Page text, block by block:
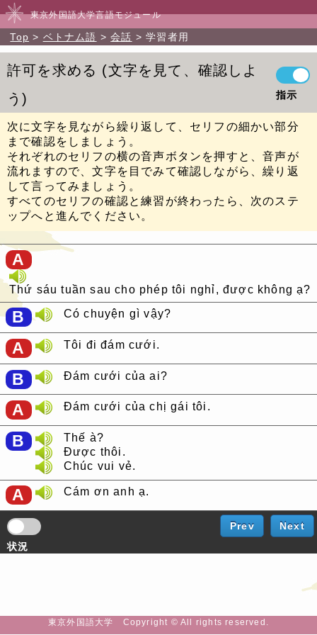
東京外国語大学言語モジュール
Top ベトナム語 会話 学習者用
許可を求める
文字を見て、確認しよ
う
指示
次に文字を見ながら繰り返して、セリフの細かい部分
まで確認をしましょう。
それぞれのセリフの横の音声ボタンを押すと、音声が
流れますので、文字を目でみて確認しながら、繰り返
して言ってみましょう。
すべてのセリフの確認と練習が終わったら、次のステ
ップへと進んでください。
A
Thứ sáu tuần sau cho phép tôi nghỉ, được không ạ?
B Có chuyện gì vậy?
A Tôi đi đám cưới.
B Đám cưới của ai?
A Đám cưới của chị gái tôi.
B
Thế à?
Được thôi.
Chúc vui vẻ.
A Cám ơn anh ạ.
状況
Prev Next
東京外国語大学 Copyright © All rights reserved.